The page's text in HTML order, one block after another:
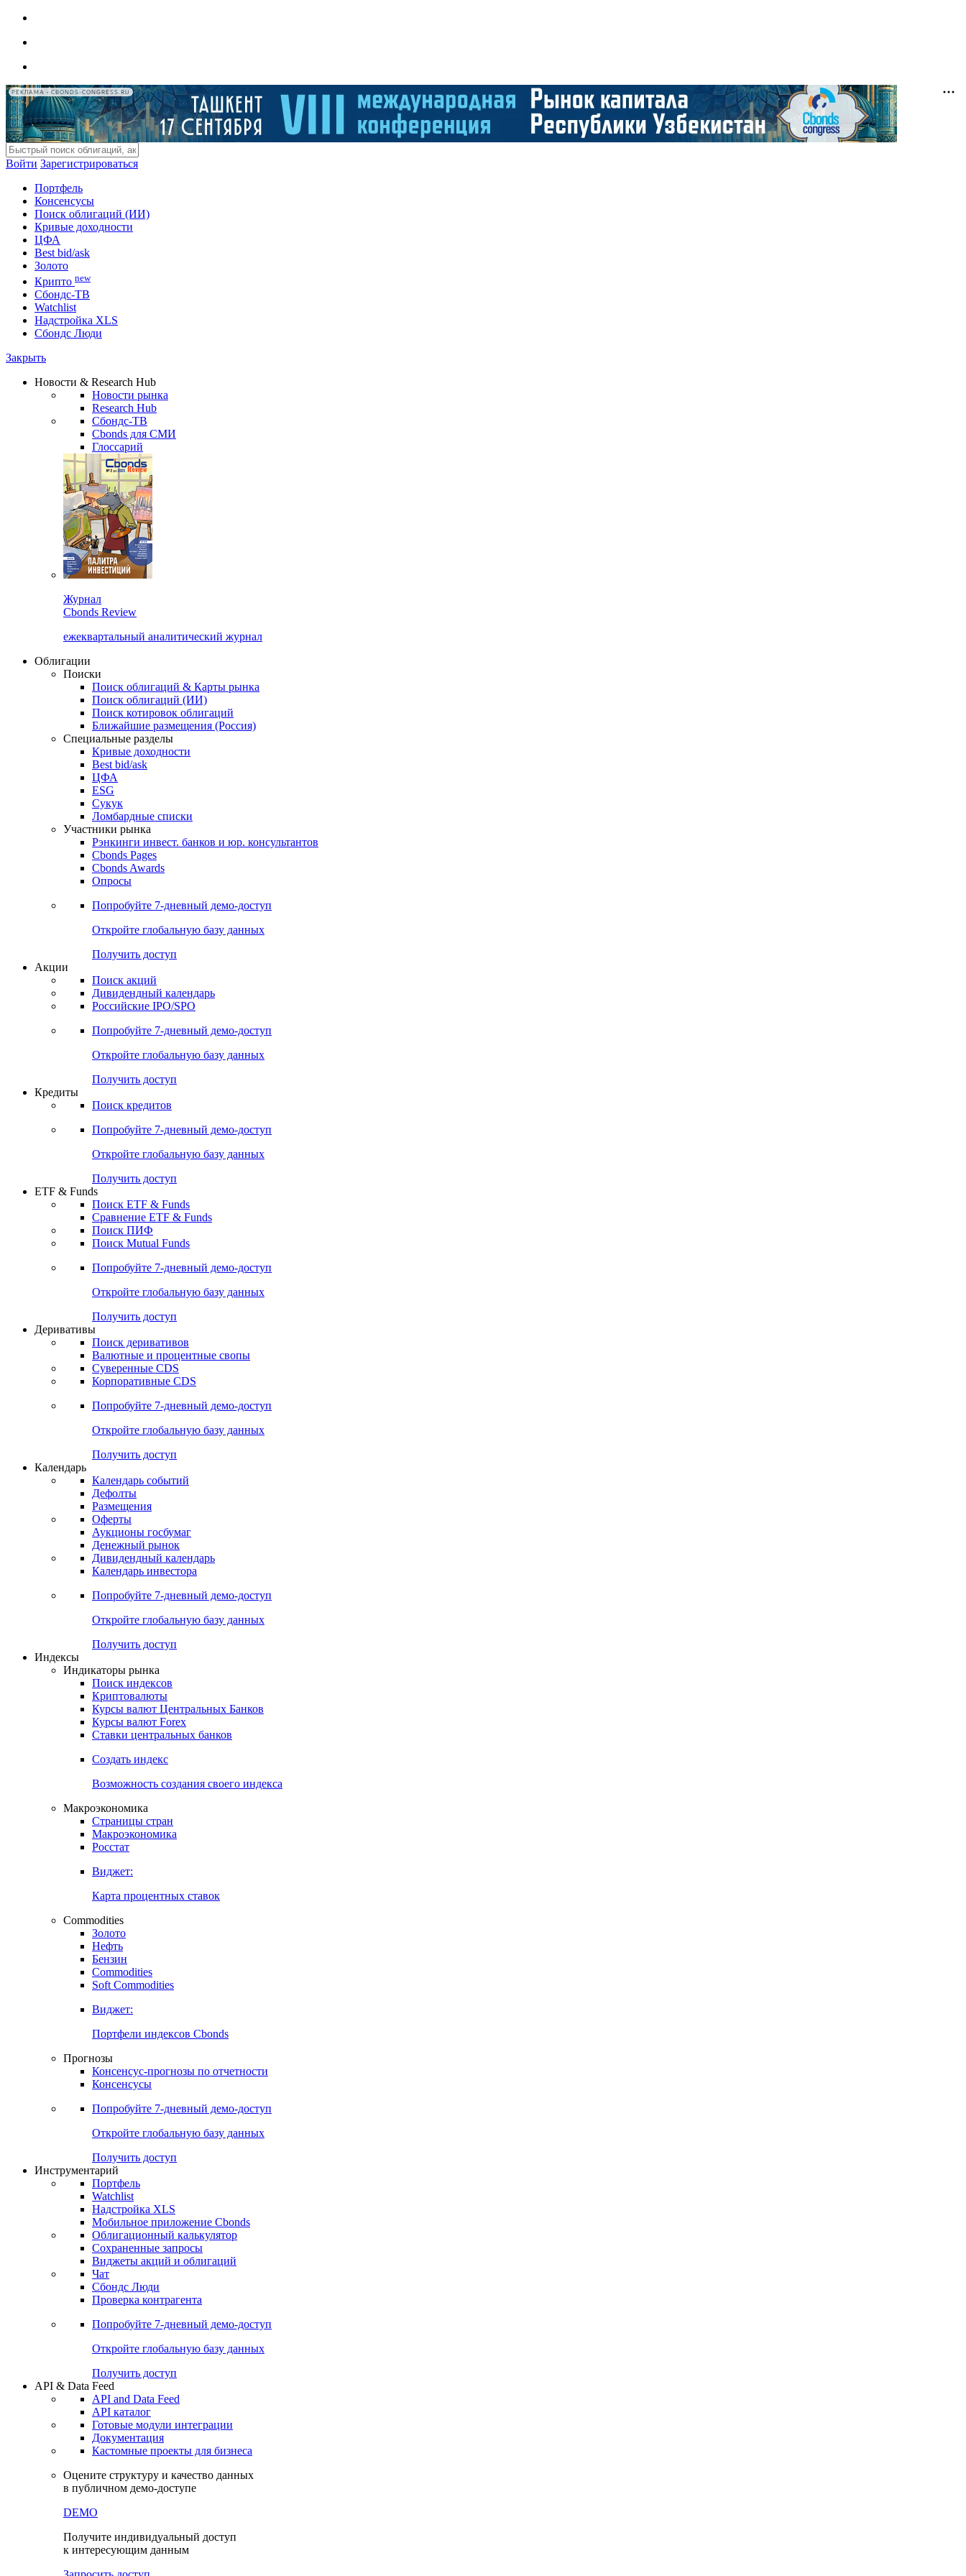
РЕКЛАМА • CBONDS-CONGRESS.RU
Войти Зарегистрироваться
Портфель
Консенсусы
Поиск облигаций (ИИ)
Кривые доходности
ЦФА
Best bid/ask
Золото
Крипто new
Сбондс-ТВ
Watchlist
Надстройка XLS
Сбондс Люди
Закрыть
Новости & Research Hub
Новости рынка
Research Hub
Сбондс-ТВ
Cbonds для СМИ
Глоссарий
Журнал
Cbonds Review
ежеквартальный аналитический журнал
Облигации
Поиски
Поиск облигаций & Карты рынка
Поиск облигаций (ИИ)
Поиск котировок облигаций
Ближайшие размещения (Россия)
Специальные разделы
Кривые доходности
Best bid/ask
ЦФА
ESG
Сукук
Ломбардные списки
Участники рынка
Рэнкинги инвест. банков и юр. консультантов
Cbonds Pages
Cbonds Awards
Опросы
Попробуйте 7-дневный демо-доступ
Откройте глобальную базу данных
Получить доступ
Акции
Поиск акций
Дивидендный календарь
Российские IPO/SPO
Попробуйте 7-дневный демо-доступ
Откройте глобальную базу данных
Получить доступ
Кредиты
Поиск кредитов
Попробуйте 7-дневный демо-доступ
Откройте глобальную базу данных
Получить доступ
ETF & Funds
Поиск ETF & Funds
Сравнение ETF & Funds
Поиск ПИФ
Поиск Mutual Funds
Попробуйте 7-дневный демо-доступ
Откройте глобальную базу данных
Получить доступ
Деривативы
Поиск деривативов
Валютные и процентные свопы
Суверенные CDS
Корпоративные CDS
Попробуйте 7-дневный демо-доступ
Откройте глобальную базу данных
Получить доступ
Календарь
Календарь событий
Дефолты
Размещения
Оферты
Аукционы госбумаг
Денежный рынок
Дивидендный календарь
Календарь инвестора
Попробуйте 7-дневный демо-доступ
Откройте глобальную базу данных
Получить доступ
Индексы
Индикаторы рынка
Поиск индексов
Криптовалюты
Курсы валют Центральных Банков
Курсы валют Forex
Ставки центральных банков
Создать индекс
Возможность создания своего индекса
Макроэкономика
Страницы стран
Макроэкономика
Росстат
Виджет:
Карта процентных ставок
Commodities
Золото
Нефть
Бензин
Commodities
Soft Commodities
Виджет:
Портфели индексов Cbonds
Прогнозы
Консенсус-прогнозы по отчетности
Консенсусы
Попробуйте 7-дневный демо-доступ
Откройте глобальную базу данных
Получить доступ
Инструментарий
Портфель
Watchlist
Надстройка XLS
Мобильное приложение Cbonds
Облигационный калькулятор
Сохраненные запросы
Виджеты акций и облигаций
Чат
Сбондс Люди
Проверка контрагента
Попробуйте 7-дневный демо-доступ
Откройте глобальную базу данных
Получить доступ
API & Data Feed
API and Data Feed
API каталог
Готовые модули интеграции
Документация
Кастомные проекты для бизнеса
Оцените структуру и качество данных
в публичном демо-доступе
DEMO
Получите индивидуальный доступ
к интересующим данным